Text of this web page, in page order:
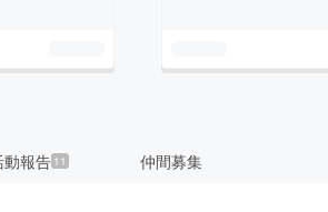
動報告 11 仲間募集